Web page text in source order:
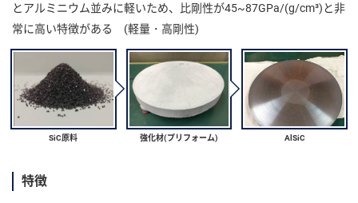
とアルミニウム並みに軽いため、比剛性が45~87GPa/(g/cm³)と非
常に高い特徴がある (軽量・高剛性)
SiC原料 強化材(プリフォーム) AlSiC
特徴